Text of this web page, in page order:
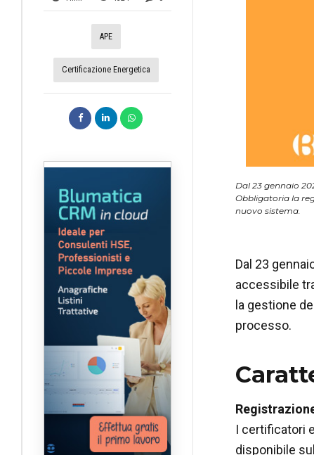
APE
Certificazione Energetica
Dal 23 gennaio
Obbligatoria la
nuovo sistema.
Dal 23
accessibile
la gestione
processo.
I certificatori
disponibile